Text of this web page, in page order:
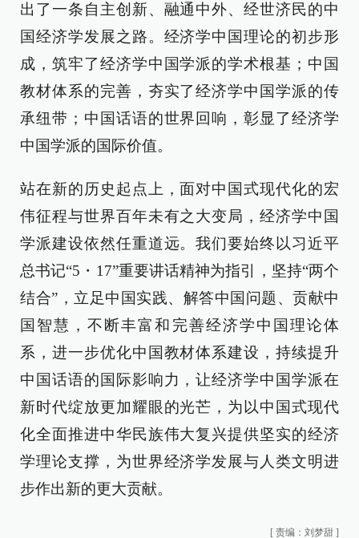
出了一条自主创新、融通中外、经世济民的中
国经济学发展之路。经济学中国理论的初步形
成，筑牢了经济学中国学派的学术根基；中国
教材体系的完善，夯实了经济学中国学派的传
承纽带；中国话语的世界回响，彰显了经济学
中国学派的国际价值。
站在新的历史起点上，面对中国式现代化的宏
伟征程与世界百年未有之大变局，经济学中国
学派建设依然任重道远。我们要始终以习近平
总书记“5・17”重要讲话精神为指引，坚持“两个
结合”，立足中国实践、解答中国问题、贡献中
国智慧，不断丰富和完善经济学中国理论体
系，进一步优化中国教材体系建设，持续提升
中国话语的国际影响力，让经济学中国学派在
新时代绽放更加耀眼的光芒，为以中国式现代
化全面推进中华民族伟大复兴提供坚实的经济
学理论支撑，为世界经济学发展与人类文明进
步作出新的更大贡献。
[ 责编：刘梦甜 ]